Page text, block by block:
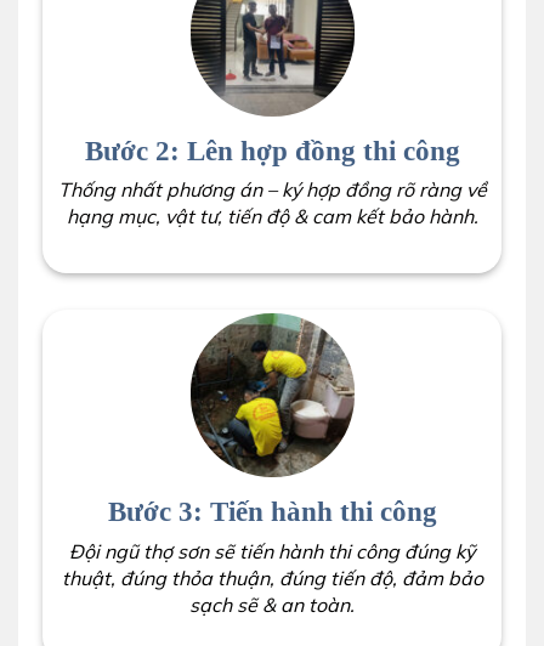
Bước 2: Lên hợp đồng thi công
Thống nhất phương án – ký hợp đồng rõ ràng về
hạng mục, vật tư, tiến độ & cam kết bảo hành.
Bước 3: Tiến hành thi công
Đội ngũ thợ sơn sẽ tiến hành thi công đúng kỹ
thuật, đúng thỏa thuận, đúng tiến độ, đảm bảo
sạch sẽ & an toàn.